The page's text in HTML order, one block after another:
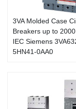
3VA Molded Case
Breakers up to
IEC Siemens
5HN41-0AA0